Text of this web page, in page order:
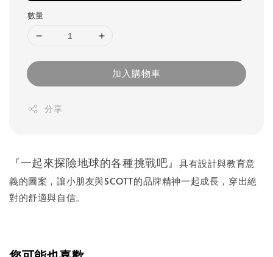
數量
加入購物車
分享
『一起來探險地球的各種挑戰吧』 具有設計與教育意
義的圖案，讓小朋友與SCOTT的品牌精神一起成長，穿出絕
對的舒適與自信。